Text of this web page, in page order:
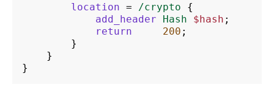
location = /crypto
{
add_header
Hash $hash ;
return
200 ;
}
}
}